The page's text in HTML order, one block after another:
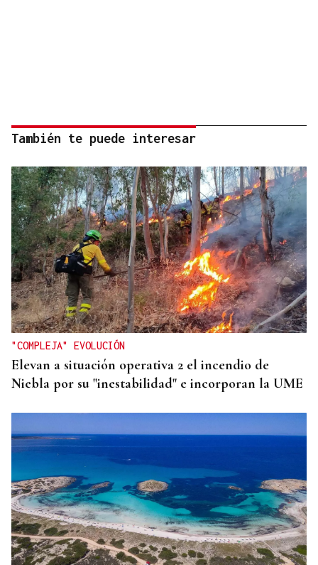
También te puede interesar
"COMPLEJA" EVOLUCIÓN
Elevan a situación operativa 2 el incendio de
Niebla por su "inestabilidad" e incorporan la UME